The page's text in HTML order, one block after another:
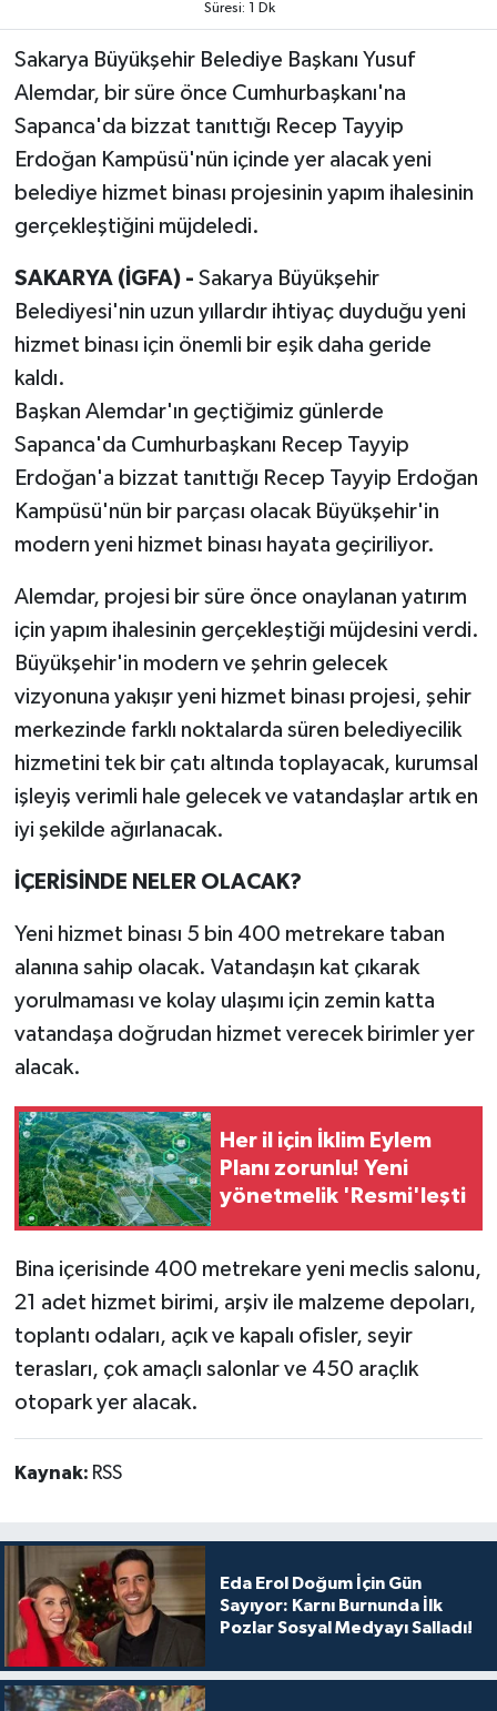
Süresi: 1 Dk
Sakarya Büyükşehir Belediye Başkanı Yusuf
Alemdar, bir süre önce Cumhurbaşkanı'na
Sapanca'da bizzat tanıttığı Recep Tayyip
Erdoğan Kampüsü'nün içinde yer alacak yeni
belediye hizmet binası projesinin yapım ihalesinin
gerçekleştiğini müjdeledi.
SAKARYA (İGFA) - Sakarya Büyükşehir
Belediyesi'nin uzun yıllardır ihtiyaç duyduğu yeni
hizmet binası için önemli bir eşik daha geride
kaldı.
Başkan Alemdar'ın geçtiğimiz günlerde
Sapanca'da Cumhurbaşkanı Recep Tayyip
Erdoğan'a bizzat tanıttığı Recep Tayyip Erdoğan
Kampüsü'nün bir parçası olacak Büyükşehir'in
modern yeni hizmet binası hayata geçiriliyor.
Alemdar, projesi bir süre önce onaylanan yatırım
için yapım ihalesinin gerçekleştiği müjdesini verdi.
Büyükşehir'in modern ve şehrin gelecek
vizyonuna yakışır yeni hizmet binası projesi, şehir
merkezinde farklı noktalarda süren belediyecilik
hizmetini tek bir çatı altında toplayacak, kurumsal
işleyiş verimli hale gelecek ve vatandaşlar artık en
iyi şekilde ağırlanacak.
İÇERİSİNDE NELER OLACAK?
Yeni hizmet binası 5 bin 400 metrekare taban
alanına sahip olacak. Vatandaşın kat çıkarak
yorulmaması ve kolay ulaşımı için zemin katta
vatandaşa doğrudan hizmet verecek birimler yer
alacak.
Her il için İklim Eylem
Planı zorunlu! Yeni
yönetmelik 'Resmi'leşti
Bina içerisinde 400 metrekare yeni meclis salonu,
21 adet hizmet birimi, arşiv ile malzeme depoları,
toplantı odaları, açık ve kapalı ofisler, seyir
terasları, çok amaçlı salonlar ve 450 araçlık
otopark yer alacak.
Kaynak: RSS
Eda Erol Doğum İçin Gün
Sayıyor: Karnı Burnunda İlk
Pozlar Sosyal Medyayı Salladı!